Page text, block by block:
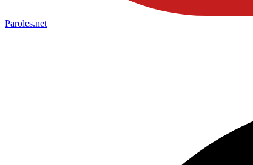
Paroles.net